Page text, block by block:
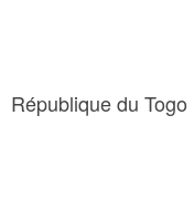
République du Togo